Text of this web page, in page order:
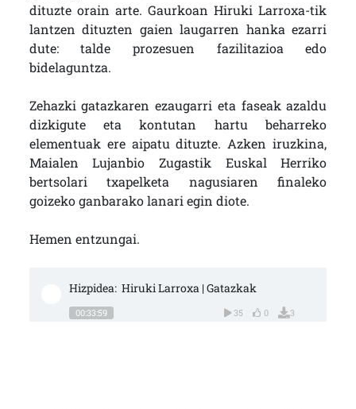
dituzte orain arte. Gaurkoan Hiruki Larroxa-tik
lantzen dituzten gaien laugarren hanka ezarri
dute: talde prozesuen fazilitazioa edo
bidelaguntza.
Zehazki gatazkaren ezaugarri eta faseak azaldu
dizkigute eta kontutan hartu beharreko
elementuak ere aipatu dituzte. Azken iruzkina,
Maialen Lujanbio Zugastik Euskal Herriko
bertsolari txapelketa nagusiaren finaleko
goizeko ganbarako lanari egin diote.
Hemen entzungai.
Hizpidea:  Hiruki Larroxa | Gatazkak
00:33:59 35 0 3